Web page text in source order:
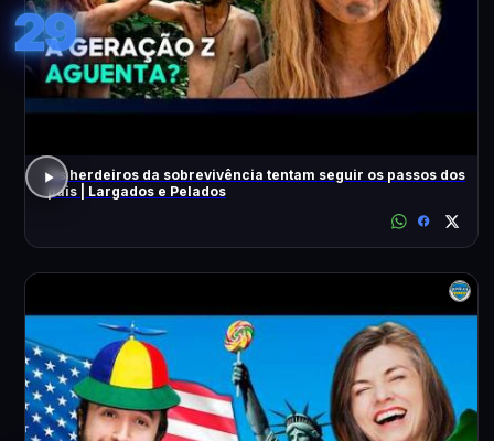
29
Os herdeiros da sobrevivência tentam seguir os passos dos
pais | Largados e Pelados